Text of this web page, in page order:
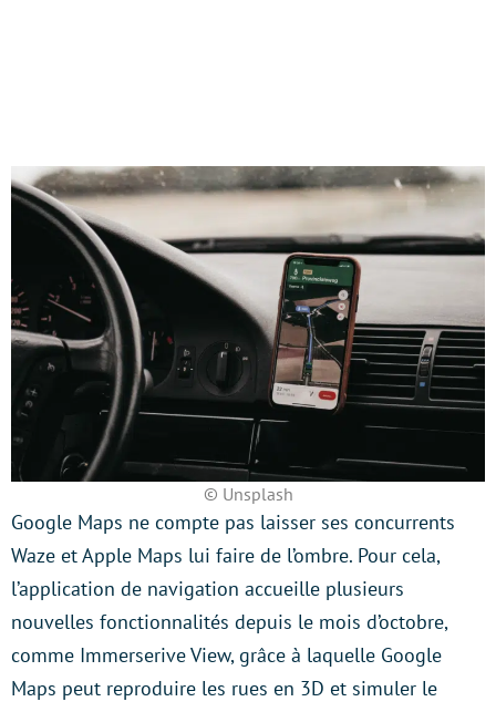
© Unsplash
Google Maps ne compte pas laisser ses concurrents
Waze et Apple Maps lui faire de l’ombre. Pour cela,
l’application de navigation accueille plusieurs
nouvelles fonctionnalités depuis le mois d’octobre,
comme Immerserive View, grâce à laquelle Google
Maps peut reproduire les rues en 3D et simuler le